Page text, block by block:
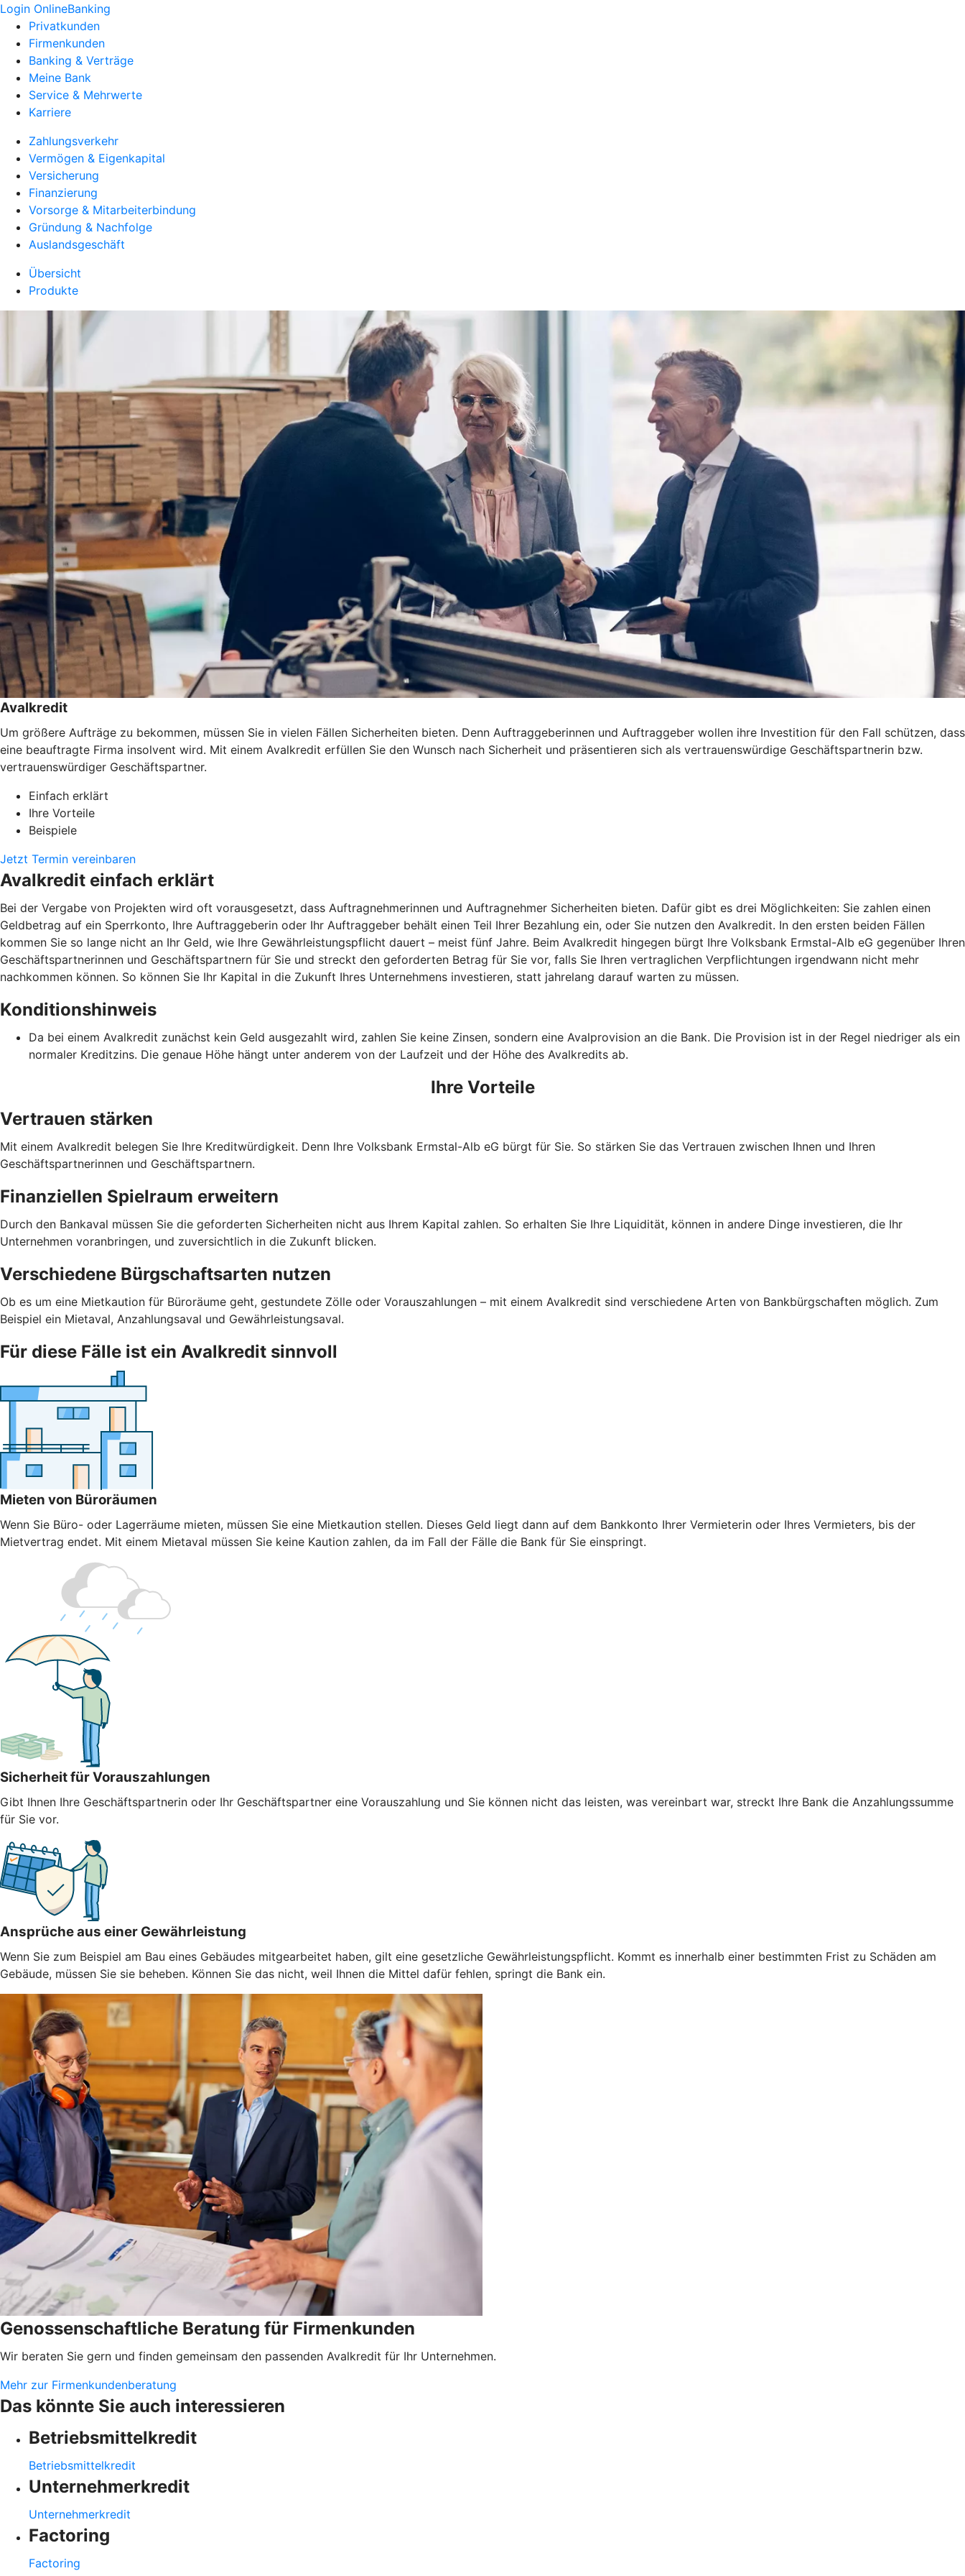
Login OnlineBanking
Privatkunden
Firmenkunden
Banking & Verträge
Meine Bank
Service & Mehrwerte
Karriere
Zahlungsverkehr
Vermögen & Eigenkapital
Versicherung
Finanzierung
Vorsorge & Mitarbeiterbindung
Gründung & Nachfolge
Auslandsgeschäft
Übersicht
Produkte
Avalkredit
Um größere Aufträge zu bekommen, müssen Sie in vielen Fällen Sicherheiten bieten. Denn Auftraggeberinnen und Auftraggeber wollen ihre Investition für den Fall schützen, dass
eine beauftragte Firma insolvent wird. Mit einem Avalkredit erfüllen Sie den Wunsch nach Sicherheit und präsentieren sich als vertrauenswürdige Geschäftspartnerin bzw.
vertrauenswürdiger Geschäftspartner.
Einfach erklärt
Ihre Vorteile
Beispiele
Jetzt Termin vereinbaren
Avalkredit einfach erklärt
Bei der Vergabe von Projekten wird oft vorausgesetzt, dass Auftragnehmerinnen und Auftragnehmer Sicherheiten bieten. Dafür gibt es drei Möglichkeiten: Sie zahlen einen
Geldbetrag auf ein Sperrkonto, Ihre Auftraggeberin oder Ihr Auftraggeber behält einen Teil Ihrer Bezahlung ein, oder Sie nutzen den Avalkredit. In den ersten beiden Fällen
kommen Sie so lange nicht an Ihr Geld, wie Ihre Gewährleistungspflicht dauert – meist fünf Jahre. Beim Avalkredit hingegen bürgt Ihre Volksbank Ermstal-Alb eG gegenüber Ihren
Geschäftspartnerinnen und Geschäftspartnern für Sie und streckt den geforderten Betrag für Sie vor, falls Sie Ihren vertraglichen Verpflichtungen irgendwann nicht mehr
nachkommen können. So können Sie Ihr Kapital in die Zukunft Ihres Unternehmens investieren, statt jahrelang darauf warten zu müssen.
Konditionshinweis
Da bei einem Avalkredit zunächst kein Geld ausgezahlt wird, zahlen Sie keine Zinsen, sondern eine Avalprovision an die Bank. Die Provision ist in der Regel niedriger als ein
normaler Kreditzins. Die genaue Höhe hängt unter anderem von der Laufzeit und der Höhe des Avalkredits ab.
Ihre Vorteile
Vertrauen stärken
Mit einem Avalkredit belegen Sie Ihre Kreditwürdigkeit. Denn Ihre Volksbank Ermstal-Alb eG bürgt für Sie. So stärken Sie das Vertrauen zwischen Ihnen und Ihren
Geschäftspartnerinnen und Geschäftspartnern.
Finanziellen Spielraum erweitern
Durch den Bankaval müssen Sie die geforderten Sicherheiten nicht aus Ihrem Kapital zahlen. So erhalten Sie Ihre Liquidität, können in andere Dinge investieren, die Ihr
Unternehmen voranbringen, und zuversichtlich in die Zukunft blicken.
Verschiedene Bürgschaftsarten nutzen
Ob es um eine Mietkaution für Büroräume geht, gestundete Zölle oder Vorauszahlungen – mit einem Avalkredit sind verschiedene Arten von Bankbürgschaften möglich. Zum
Beispiel ein Mietaval, Anzahlungsaval und Gewährleistungsaval.
Für diese Fälle ist ein Avalkredit sinnvoll
Mieten von Büroräumen
Wenn Sie Büro- oder Lagerräume mieten, müssen Sie eine Mietkaution stellen. Dieses Geld liegt dann auf dem Bankkonto Ihrer Vermieterin oder Ihres Vermieters, bis der
Mietvertrag endet. Mit einem Mietaval müssen Sie keine Kaution zahlen, da im Fall der Fälle die Bank für Sie einspringt.
Sicherheit für Vorauszahlungen
Gibt Ihnen Ihre Geschäftspartnerin oder Ihr Geschäftspartner eine Vorauszahlung und Sie können nicht das leisten, was vereinbart war, streckt Ihre Bank die Anzahlungssumme
für Sie vor.
Ansprüche aus einer Gewährleistung
Wenn Sie zum Beispiel am Bau eines Gebäudes mitgearbeitet haben, gilt eine gesetzliche Gewährleistungspflicht. Kommt es innerhalb einer bestimmten Frist zu Schäden am
Gebäude, müssen Sie sie beheben. Können Sie das nicht, weil Ihnen die Mittel dafür fehlen, springt die Bank ein.
Genossenschaftliche Beratung für Firmenkunden
Wir beraten Sie gern und finden gemeinsam den passenden Avalkredit für Ihr Unternehmen.
Mehr zur Firmenkundenberatung
Das könnte Sie auch interessieren
Betriebsmittelkredit
Betriebsmittelkredit
Unternehmerkredit
Unternehmerkredit
Factoring
Factoring